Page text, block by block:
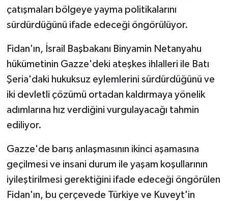
çatışmaları bölgeye yayma politikalarını
sürdürdüğünü ifade edeceği öngörülüyor.
Fidan'ın, İsrail Başbakanı Binyamin Netanyahu
hükümetinin Gazze'deki ateşkes ihlalleri ile Batı
Şeria'daki hukuksuz eylemlerini sürdürdüğünü ve
iki devletli çözümü ortadan kaldırmaya yönelik
adımlarına hız verdiğini vurgulayacağı tahmin
ediliyor.
Gazze'de barış anlaşmasının ikinci aşamasına
geçilmesi ve insani durum ile yaşam koşullarının
iyileştirilmesi gerektiğini ifade edeceği öngörülen
Fidan'ın, bu çerçevede Türkiye ve Kuveyt'in